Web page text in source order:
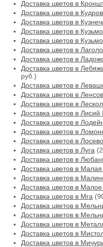
Доставка цветов в
Доставка цветов в
Доставка цветов в
Доставка цветов в
Доставка цветов в
Доставка цветов в
Доставка цветов в
Доставка цветов в
руб.)
Доставка цветов в
Доставка цветов в
Доставка цветов в
Доставка цветов в Лисий
Доставка цветов в
Доставка цветов в
Доставка цветов в Лосево
Доставка цветов в Луга
Доставка цветов в
Доставка цветов в
Доставка цветов в
Доставка цветов в
Доставка цветов в Мга
Доставка цветов в
Доставка цветов в
Доставка цветов в
Доставка цветов в
Доставка цветов в